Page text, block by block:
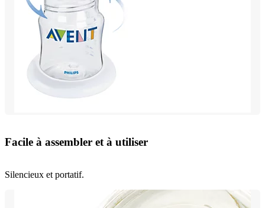
Facile à assembler et à utiliser
Silencieux et portatif.